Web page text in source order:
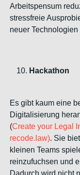
Arbeitspensum
stressfreie
neuer Technologien
Hackathon
Es gibt kaum eine
Digitalisierung
(Create your Legal
recode.law). Sie
kleinen Teams
reinzufuchsen und
Dadurch wird nicht